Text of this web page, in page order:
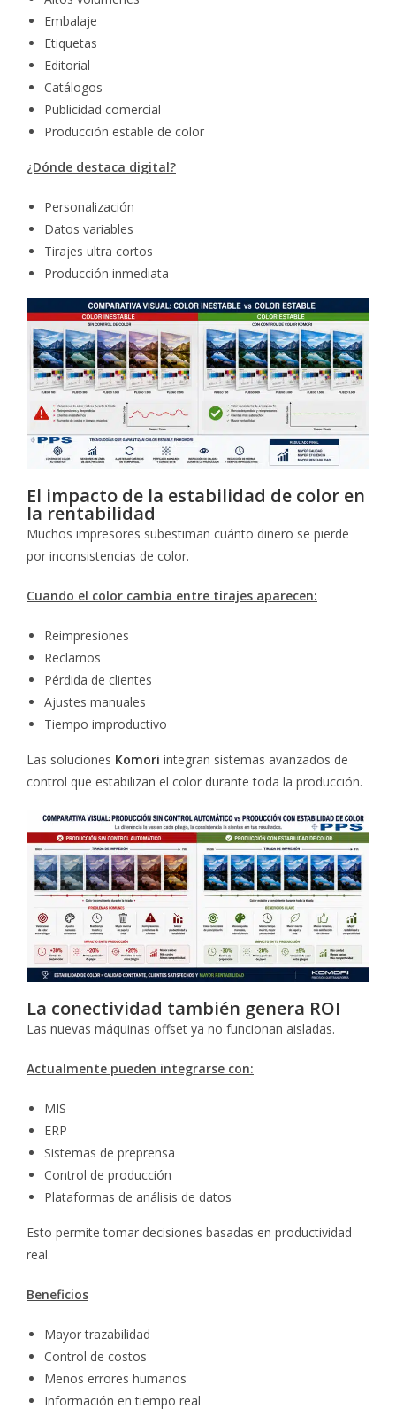
Embalaje
Etiquetas
Editorial
Catálogos
Publicidad comercial
Producción estable de color
¿Dónde destaca digital?
Personalización
Datos variables
Tirajes ultra cortos
Producción inmediata
El impacto de la estabilidad de color en
la rentabilidad
Muchos impresores subestiman cuánto dinero se pierde
por inconsistencias de color.
Cuando el color cambia entre tirajes aparecen:
Reimpresiones
Reclamos
Pérdida de clientes
Ajustes manuales
Tiempo improductivo
Las soluciones Komori integran sistemas avanzados de
control que estabilizan el color durante toda la producción.
La conectividad también genera ROI
Las nuevas máquinas offset ya no funcionan aisladas.
Actualmente pueden integrarse con:
MIS
ERP
Sistemas de preprensa
Control de producción
Plataformas de análisis de datos
Esto permite tomar decisiones basadas en productividad
real.
Beneficios
Mayor trazabilidad
Control de costos
Menos errores humanos
Información en tiempo real